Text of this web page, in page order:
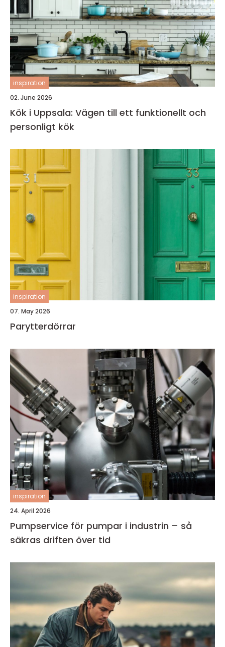
inspiration
02. June 2026
Kök i Uppsala: Vägen till ett funktionellt och
personligt kök
inspiration
07. May 2026
Parytterdörrar
inspiration
24. April 2026
Pumpservice för pumpar i industrin – så
säkras driften över tid